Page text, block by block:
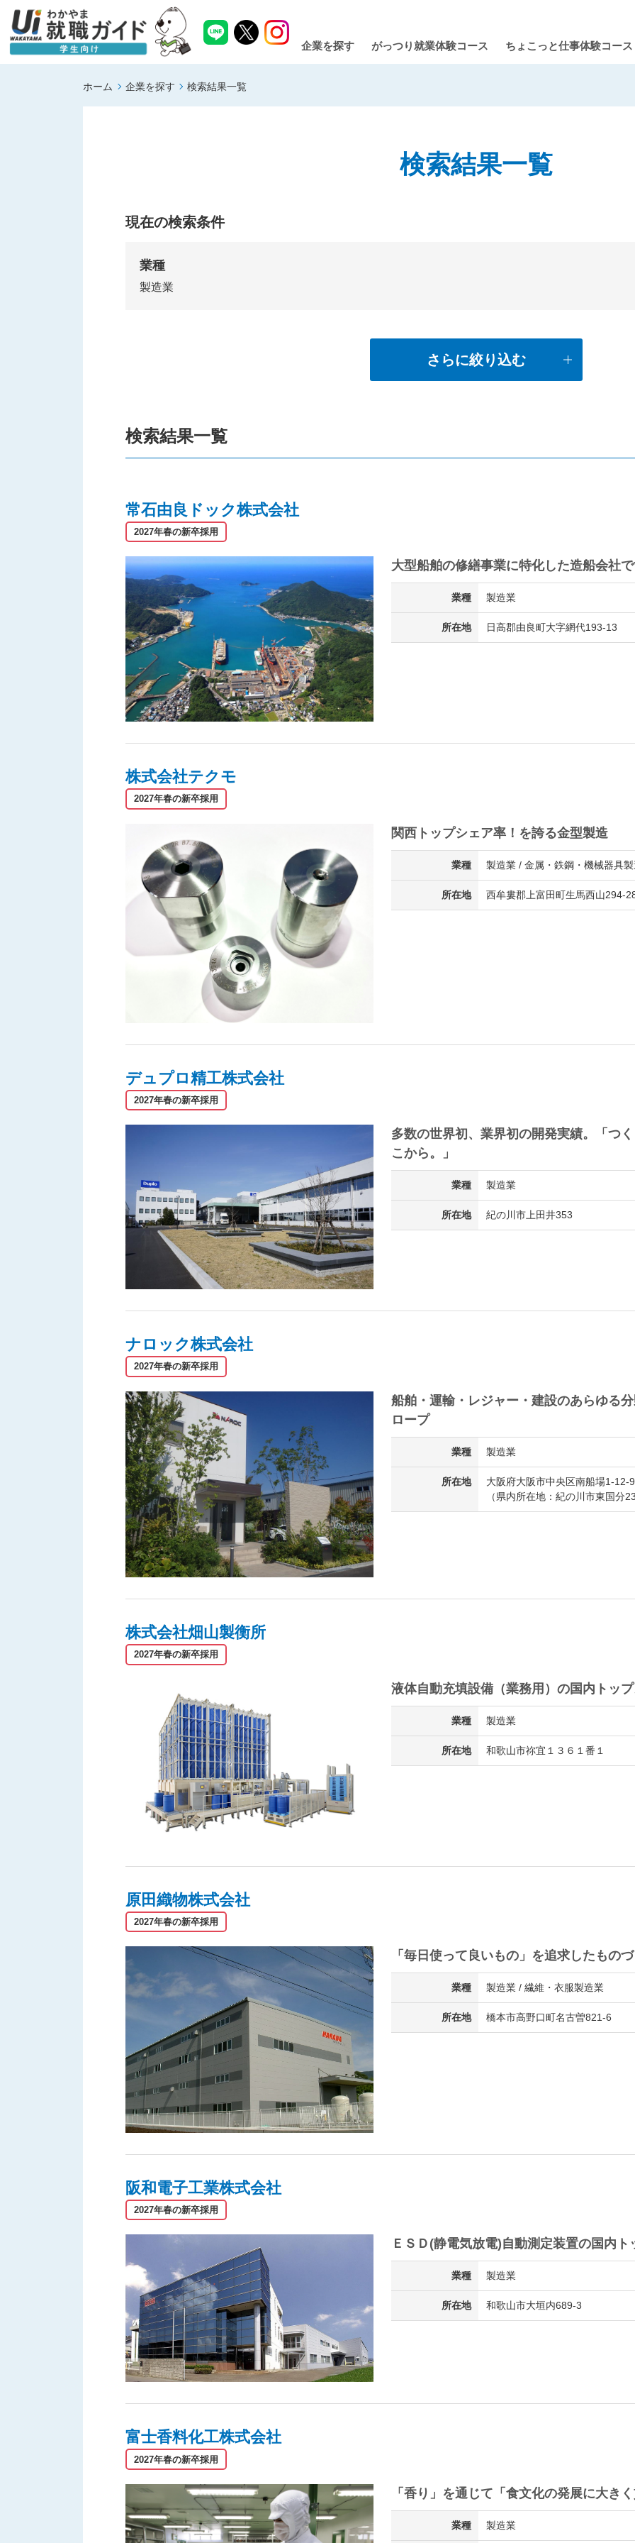
企業を探す がっつり就業体験コース ちょこっと仕事体験コース
ホーム 企業を探す 検索結果一覧
検索結果一覧
現在の検索条件
業種
製造業
さらに絞り込む
検索結果一覧
常石由良ドック株式会社
2027年春の新卒採用
大型船舶の修繕事業に特化した造船会社
業種 製造業
所在地 日高郡由良町大字網代193-13
株式会社テクモ
2027年春の新卒採用
関西トップシェア率！を誇る金型製造
業種 製造業 / 金属・鉄鋼・機械器具
所在地 西牟婁郡上富田町生馬西山294-
デュプロ精工株式会社
2027年春の新卒採用
多数の世界初、業界初の開発実績。「つ
こから。」
業種 製造業
所在地 紀の川市上田井353
ナロック株式会社
2027年春の新卒採用
船舶・運輸・レジャー・建設のあらゆる
ロープ
業種 製造業
所在地
大阪府大阪市中央区南船場1-12-9
（県内所在地：紀の川市東国分
株式会社畑山製衡所
2027年春の新卒採用
液体自動充填設備（業務用）の国内トップ
業種 製造業
所在地 和歌山市祢宜１３６１番１
原田織物株式会社
2027年春の新卒採用
「毎日使って良いもの」を追求したもの
業種 製造業 / 繊維・衣服製造業
所在地 橋本市高野口町名古曽821-6
阪和電子工業株式会社
2027年春の新卒採用
ＥＳＤ(静電気放電)自動測定装置の国内ト
業種 製造業
所在地 和歌山市大垣内689-3
富士香料化工株式会社
2027年春の新卒採用
「香り」を通じて「食文化の発展に大きく
業種 製造業